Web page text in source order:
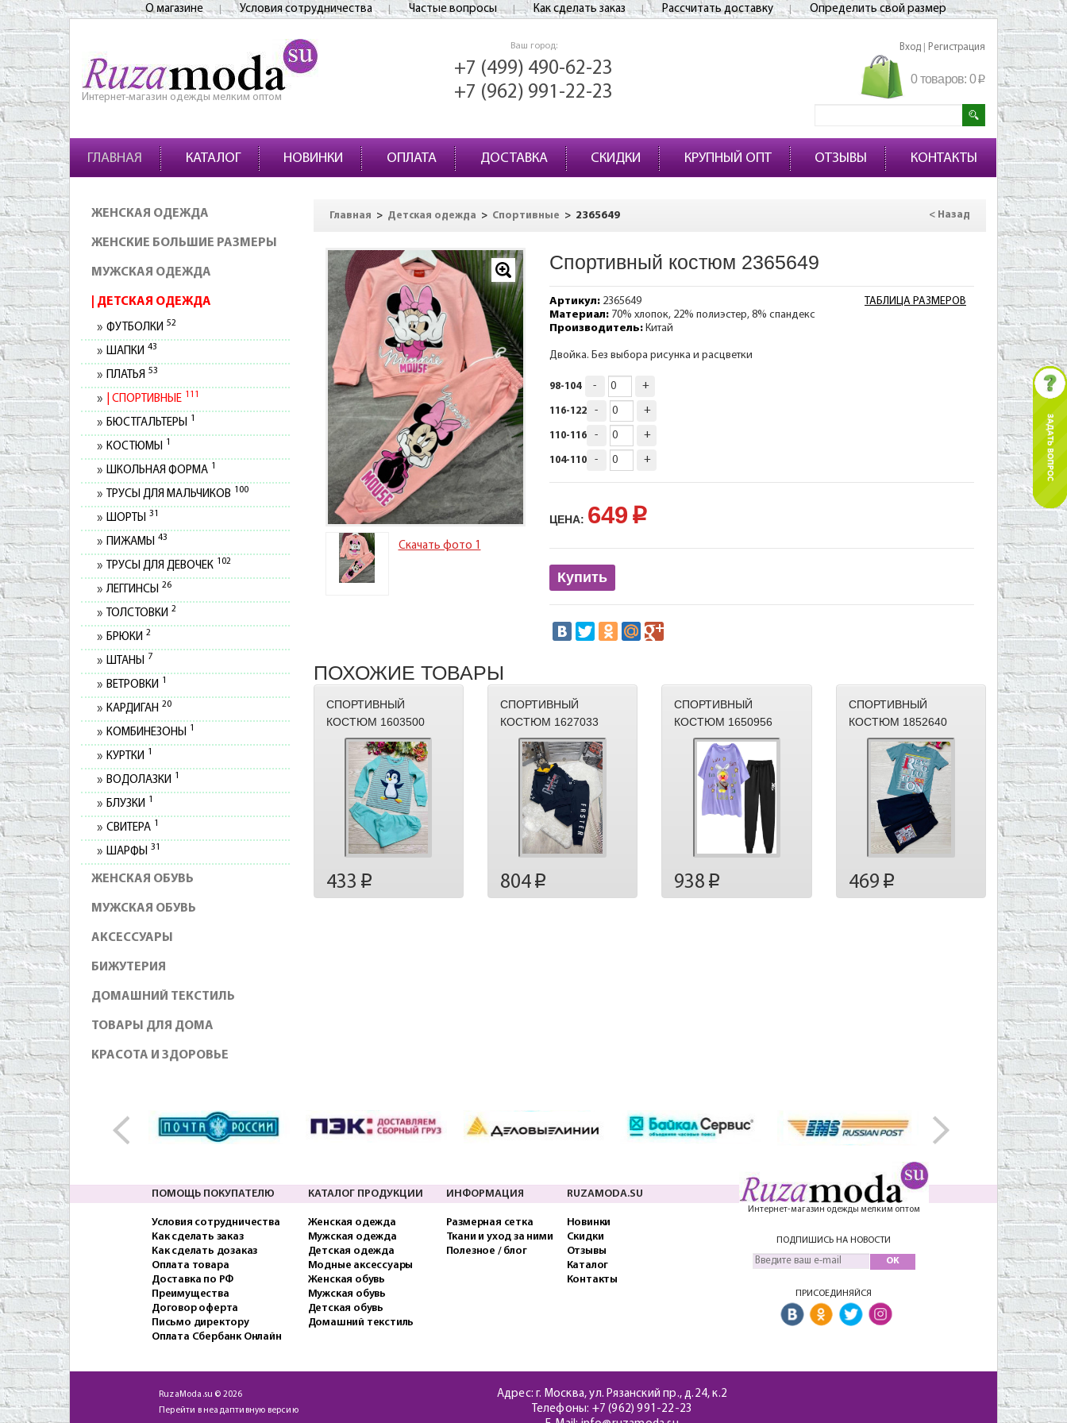
О магазине Условия сотрудничества Частые вопросы Как сделать заказ Рассчитать доставку Определить свой размер
Интернет-магазин одежды мелким оптом
Ваш город:
+7 (499) 490-62-23
+7 (962) 991-22-23
Вход Регистрация
0 товаров: 0p
ГЛАВНАЯ КАТАЛОГ НОВИНКИ ОПЛАТА ДОСТАВКА СКИДКИ КРУПНЫЙ ОПТ ОТЗЫВЫ КОНТАКТЫ
ЖЕНСКАЯ ОДЕЖДА
ЖЕНСКИЕ БОЛЬШИЕ РАЗМЕРЫ
МУЖСКАЯ ОДЕЖДА
ДЕТСКАЯ ОДЕЖДА
ФУТБОЛКИ 52
ШАПКИ 43
ПЛАТЬЯ 53
СПОРТИВНЫЕ 111
БЮСТГАЛЬТЕРЫ 1
КОСТЮМЫ 1
ШКОЛЬНАЯ ФОРМА 1
ТРУСЫ ДЛЯ МАЛЬЧИКОВ 100
ШОРТЫ 31
ПИЖАМЫ 43
ТРУСЫ ДЛЯ ДЕВОЧЕК 102
ЛЕГГИНСЫ 26
ТОЛСТОВКИ 2
БРЮКИ 2
ШТАНЫ 7
ВЕТРОВКИ 1
КАРДИГАН 20
КОМБИНЕЗОНЫ 1
КУРТКИ 1
ВОДОЛАЗКИ 1
БЛУЗКИ 1
СВИТЕРА 1
ШАРФЫ 31
ЖЕНСКАЯ ОБУВЬ
МУЖСКАЯ ОБУВЬ
АКСЕССУАРЫ
БИЖУТЕРИЯ
ДОМАШНИЙ ТЕКСТИЛЬ
ТОВАРЫ ДЛЯ ДОМА
КРАСОТА И ЗДОРОВЬЕ
Главная > Детская одежда > Спортивные > 2365649 < Назад
Скачать фото 1
Спортивный костюм 2365649
ТАБЛИЦА РАЗМЕРОВ
Артикул:2365649
Материал:70% хлопок, 22% полиэстер, 8% спандекс
Производитель:Китай
Двойка. Без выбора рисунка и расцветки
98-104 - +
116-122 - +
110-116 - +
104-110 - +
ЦЕНА: 649 p
Купить
ПОХОЖИЕ ТОВАРЫ
СПОРТИВНЫЙ
КОСТЮМ 1603500
433 p
СПОРТИВНЫЙ
КОСТЮМ 1627033
804p
СПОРТИВНЫЙ
КОСТЮМ 1650956
938 p
СПОРТИВНЫЙ
КОСТЮМ 1852640
469 p
ПОМОЩЬ ПОКУПАТЕЛЮ
Условия сотрудничества
Как сделать заказ
Как сделать дозаказ
Оплата товара
Доставка по РФ
Преимущества
Договор оферта
Письмо директору
Оплата Сбербанк Онлайн
КАТАЛОГ ПРОДУКЦИИ
Женская одежда
Мужская одежда
Детская одежда
Модные аксессуары
Женская обувь
Мужская обувь
Детская обувь
Домашний текстиль
ИНФОРМАЦИЯ
Размерная сетка
Ткани и уход за ними
Полезное / блог
RUZAMODA.SU
Новинки
Скидки
Отзывы
Каталог
Контакты
Интернет-магазин одежды мелким оптом
ПОДПИШИСЬ НА НОВОСТИ
OK
ПРИСОЕДИНЯЙСЯ
RuzaModa.su © 2026
Перейти в неадаптивную версию
Адрес: г. Москва, ул. Рязанский пр., д.24, к.2
Телефоны: +7 (962) 991-22-23